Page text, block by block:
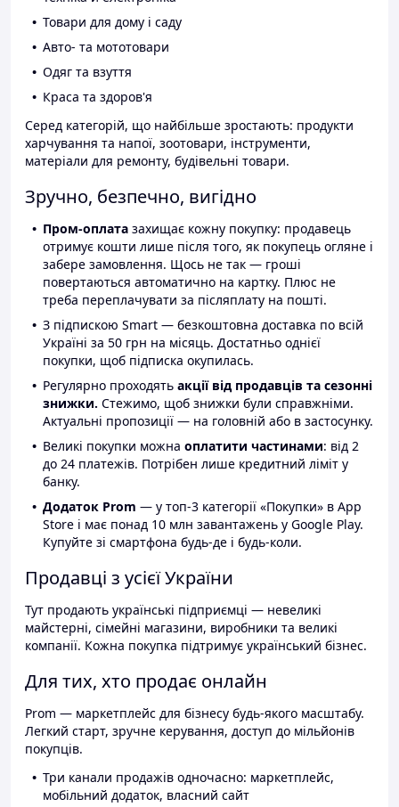
Товари для дому і саду
Авто- та мототовари
Одяг та взуття
Краса та здоров'я
Серед категорій, що найбільше зростають: продукти
харчування та напої, зоотовари, інструменти,
матеріали для ремонту, будівельні товари.
Зручно, безпечно, вигідно
Пром-оплата захищає кожну покупку: продавець
отримує кошти лише після того, як покупець огляне і
забере замовлення. Щось не так — гроші
повертаються автоматично на картку. Плюс не
треба переплачувати за післяплату на пошті.
З підпискою Smart — безкоштовна доставка по всій
Україні за 50 грн на місяць. Достатньо однієї
покупки, щоб підписка окупилась.
Регулярно проходять акції від продавців та сезонні
знижки. Стежимо, щоб знижки були справжніми.
Актуальні пропозиції — на головній або в застосунку.
Великі покупки можна оплатити частинами: від 2
до 24 платежів. Потрібен лише кредитний ліміт у
банку.
Додаток Prom — у топ-3 категорії «Покупки» в App
Store і має понад 10 млн завантажень у Google Play.
Купуйте зі смартфона будь-де і будь-коли.
Продавці з усієї України
Тут продають українські підприємці — невеликі
майстерні, сімейні магазини, виробники та великі
компанії. Кожна покупка підтримує український бізнес.
Для тих, хто продає онлайн
Prom — маркетплейс для бізнесу будь-якого масштабу.
Легкий старт, зручне керування, доступ до мільйонів
покупців.
Три канали продажів одночасно: маркетплейс,
мобільний додаток, власний сайт